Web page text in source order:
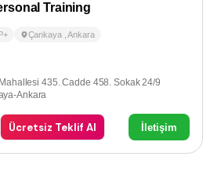
Training
Çankaya ,Ankara
435. Cadde 458. Sokak 24/9
Ankara
Ücretsiz Teklif Al İletişim